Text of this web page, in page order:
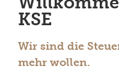
KSE
Wir sind die
mehr wollen.